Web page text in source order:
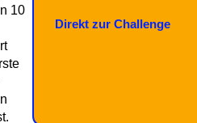
10
Direkt zur Challenge